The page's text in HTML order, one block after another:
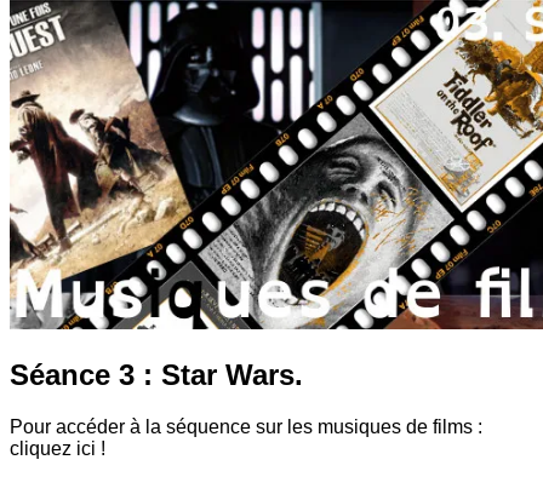
Séance 3 : Star Wars.
Pour accéder à la séquence sur les musiques de films :
cliquez ici !